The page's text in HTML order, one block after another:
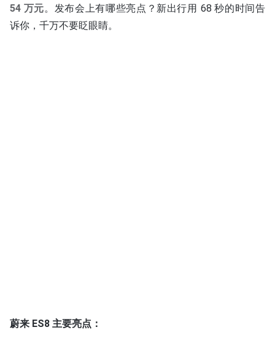
54 万元。发布会上有哪些亮点？新出行用 68 秒的时间告
诉你，千万不要眨眼睛。
蔚来 ES8 主要亮点：